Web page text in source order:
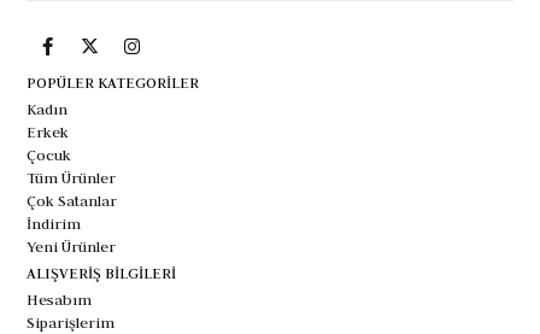
POPÜLER KATEGORİLER
Kadın
Erkek
Çocuk
Tüm Ürünler
Çok Satanlar
İndirim
Yeni Ürünler
ALIŞVERİŞ BİLGİLERİ
Hesabım
Siparişlerim